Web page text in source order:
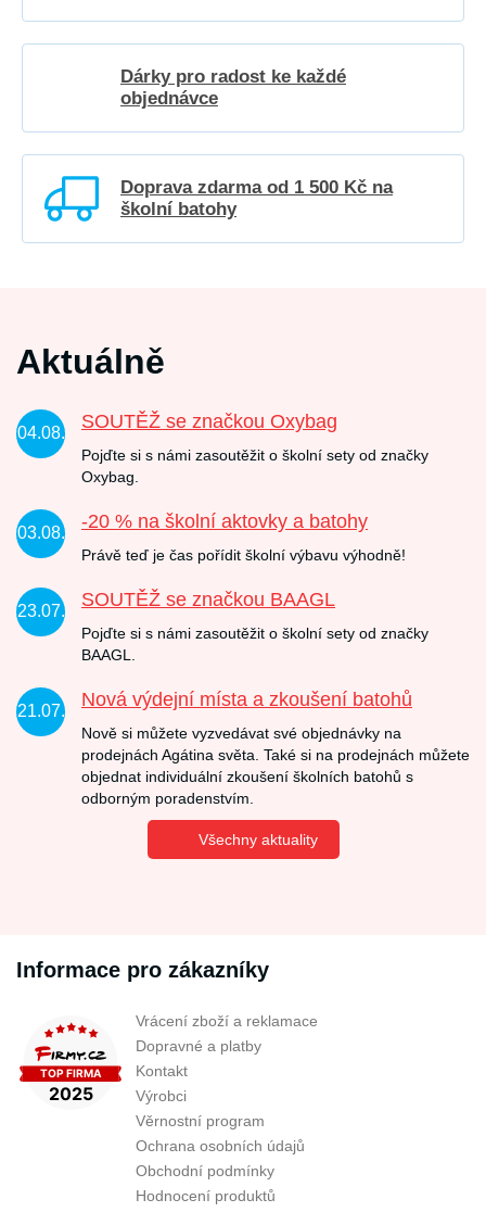
Dárky pro radost ke každé
objednávce
Doprava zdarma od 1 500 Kč na
školní batohy
Aktuálně
04.08.
SOUTĚŽ se značkou Oxybag
Pojďte si s námi zasoutěžit o školní sety od značky
Oxybag.
03.08.
-20 % na školní aktovky a batohy
Právě teď je čas pořídit školní výbavu výhodně!
23.07.
SOUTĚŽ se značkou BAAGL
Pojďte si s námi zasoutěžit o školní sety od značky
BAAGL.
21.07.
Nová výdejní místa a zkoušení batohů
Nově si můžete vyzvedávat své objednávky na
prodejnách Agátina světa. Také si na prodejnách můžete
objednat individuální zkoušení školních batohů s
odborným poradenstvím.
Všechny aktuality
Informace pro zákazníky
Vrácení zboží a reklamace
Dopravné a platby
Kontakt
Výrobci
Věrnostní program
Ochrana osobních údajů
Obchodní podmínky
Hodnocení produktů